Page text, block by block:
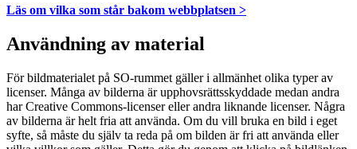
Läs om vilka som står bakom webbplatsen >
Användning av material
För bildmaterialet på SO-rummet gäller i allmänhet olika typer av
licenser. Många av bilderna är upphovsrättsskyddade medan andra
har Creative Commons-licenser eller andra liknande licenser. Några
av bilderna är helt fria att använda. Om du vill bruka en bild i eget
syfte, så måste du själv ta reda på om bilden är fri att använda eller